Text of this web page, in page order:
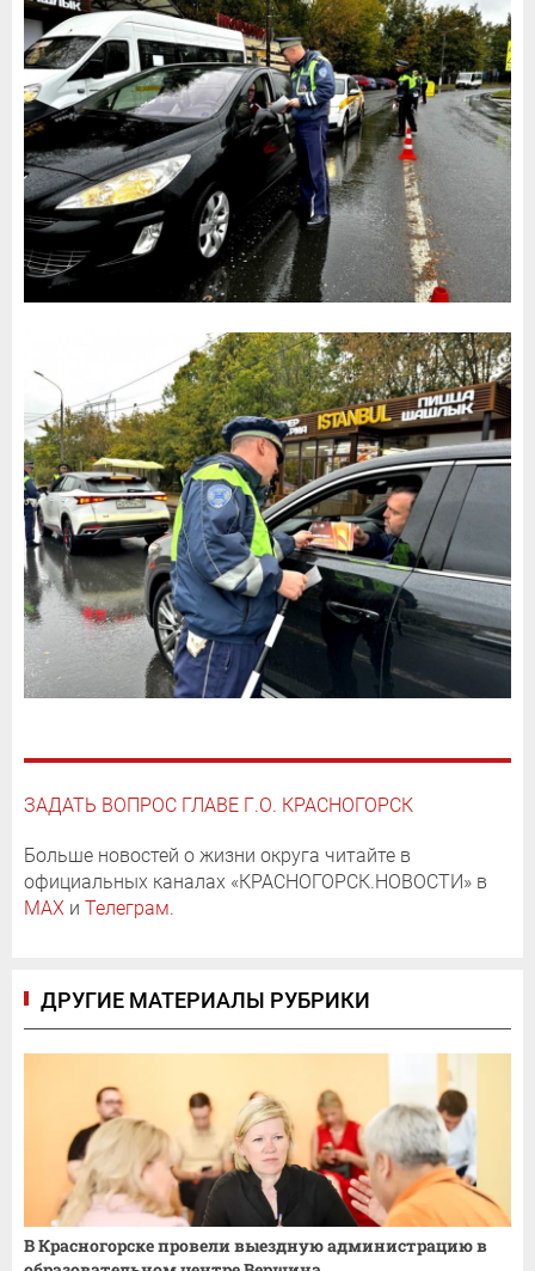
ЗАДАТЬ ВОПРОС ГЛАВЕ Г.О. КРАСНОГОРСК
Больше новостей о жизни округа читайте в
официальных каналах «КРАСНОГОРСК.НОВОСТИ» в
MAX и Телеграм.
ДРУГИЕ МАТЕРИАЛЫ РУБРИКИ
В Красногорске провели выездную администрацию в